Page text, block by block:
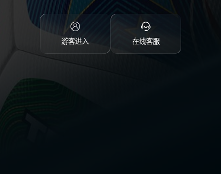
游客进入 在线客服